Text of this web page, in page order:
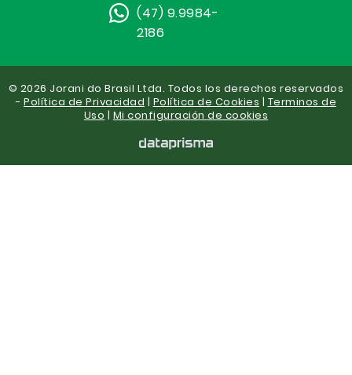
(47) 9.9984-
2186
© 2026 Jorani do Brasil Ltda. Todos los derechos reservados
- Política de Privacidad | Política de Cookies | Terminos de
Uso | Mi configuración de cookies